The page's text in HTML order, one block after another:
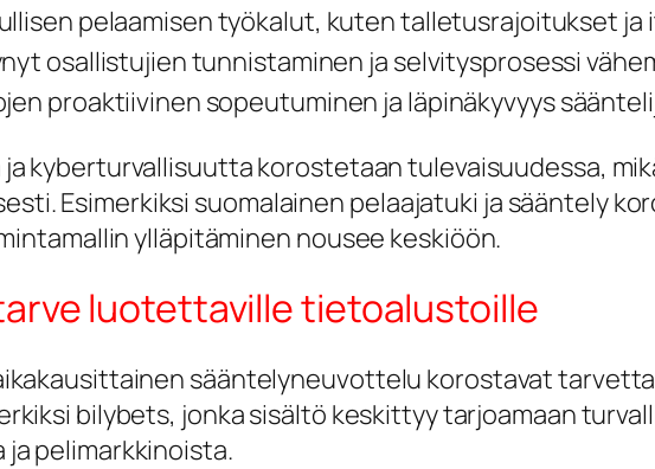
pelaamisen työkalut, kuten talletusrajoitukset
osallistujien tunnistaminen ja selvitysprosessi
proaktiivinen sopeutuminen ja läpinäkyvyys
kyberturvallisuutta korostetaan tulevaisuudessa,
Esimerkiksi suomalainen pelaajatuki ja sääntely
ylläpitäminen nousee keskiöön.
luotettaville tietoalustoille
sääntelyneuvottelu korostavat
bilybets, jonka sisältö keskittyy tarjoamaan
pelimarkkinoista.